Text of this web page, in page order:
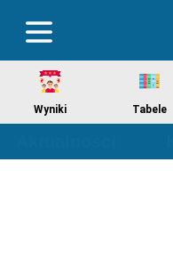
Wyniki Tabele